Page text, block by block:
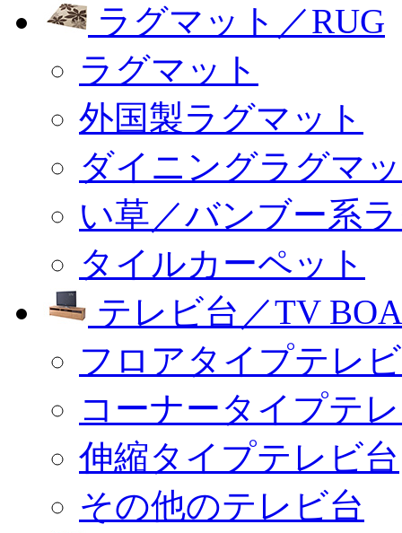
ラグマット／RUG
ラグマット
外国製ラグマット
ダイニングラグマ
い草／バンブー系
タイルカーペット
テレビ台／TV
フロアタイプテレ
コーナータイプテ
伸縮タイプテレビ台
その他のテレビ台